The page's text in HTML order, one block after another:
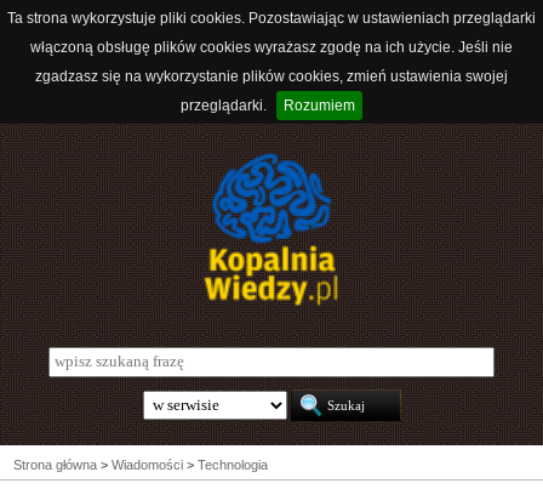
Ta strona wykorzystuje pliki cookies. Pozostawiając w ustawieniach przeglądarki
włączoną obsługę plików cookies wyrażasz zgodę na ich użycie. Jeśli nie
zgadzasz się na wykorzystanie plików cookies, zmień ustawienia swojej
przeglądarki.
Rozumiem
Strona główna > Wiadomości > Technologia